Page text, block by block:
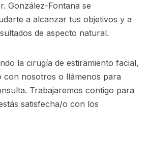
González-Fontana se
a alcanzar tus objetivos y a
de aspecto natural.
la cirugía de estiramiento facial,
con nosotros o llámenos para
Trabajaremos contigo para
satisfecha/o con los